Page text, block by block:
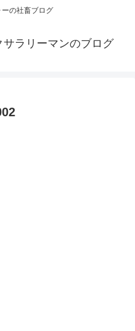
の社畜ブログ
ラリーマンのブログ